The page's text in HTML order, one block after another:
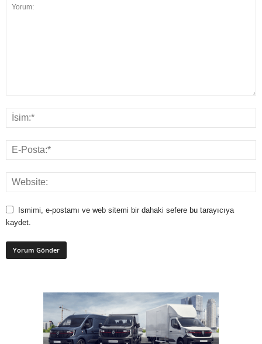
Ismimi, e-postamı ve web sitemi bir dahaki sefere bu tarayıcıya
kaydet.